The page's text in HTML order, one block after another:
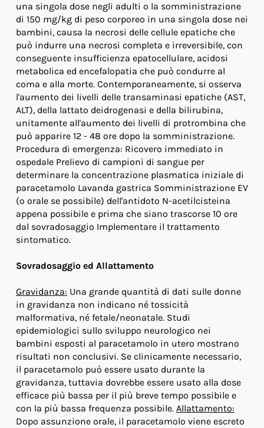
una singola dose negli adulti o la somministrazione
di 150 mg/kg di peso corporeo in una singola dose nei
bambini, causa la necrosi delle cellule epatiche che
può indurre una necrosi completa e irreversibile, con
conseguente insufficienza epatocellulare, acidosi
metabolica ed encefalopatia che può condurre al
coma e alla morte. Contemporaneamente, si osserva
l'aumento dei livelli delle transaminasi epatiche (AST,
ALT), della lattato deidrogenasi e della bilirubina,
unitamente all'aumento dei livelli di protrombina che
può apparire 12 - 48 ore dopo la somministrazione.
Procedura di emergenza: Ricovero immediato in
ospedale Prelievo di campioni di sangue per
determinare la concentrazione plasmatica iniziale di
paracetamolo Lavanda gastrica Somministrazione EV
(o orale se possibile) dell'antidoto N-acetilcisteina
appena possibile e prima che siano trascorse 10 ore
dal sovradosaggio Implementare il trattamento
sintomatico.
Sovradosaggio ed Allattamento
Gravidanza: Una grande quantità di dati sulle donne
in gravidanza non indicano né tossicità
malformativa, né fetale/neonatale. Studi
epidemiologici sullo sviluppo neurologico nei
bambini esposti al paracetamolo in utero mostrano
risultati non conclusivi. Se clinicamente necessario,
il paracetamolo può essere usato durante la
gravidanza, tuttavia dovrebbe essere usato alla dose
efficace più bassa per il più breve tempo possibile e
con la più bassa frequenza possibile. Allattamento:
Dopo assunzione orale, il paracetamolo viene escreto